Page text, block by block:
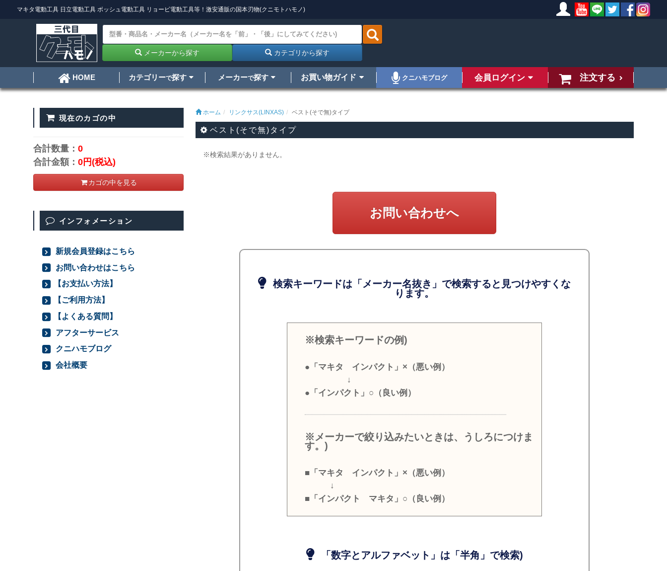
マキタ電動工具 日立電動工具 ボッシュ電動工具 リョービ電動工具等！激安通販の国本刃物(クニモトハモノ)
メーカーから探す カテゴリから探す
HOME カテゴリーで探す メーカーで探す お買い物ガイド クニハモブログ 会員ログイン 注文する
ホーム リンクサス(LINXAS) ベスト(そで無)タイプ
ベスト(そで無)タイプ
※検索結果がありません。
お問い合わせへ
検索キーワードは「メーカー名抜き」で検索すると見つけやすくな
ります。
※検索キーワードの例)
●「マキタ インパクト」×（悪い例）
↓
●「インパクト」○（良い例）
※メーカーで絞り込みたいときは、うしろにつけま
す。)
■「マキタ インパクト」×（悪い例）
↓
■「インパクト マキタ」○（良い例）
「数字とアルファベット」は「半角」で検索)
現在のカゴの中
合計数量：0
合計金額：0円(税込)
カゴの中を見る
インフォメーション
新規会員登録はこちら
お問い合わせはこちら
【お支払い方法】
【ご利用方法】
【よくある質問】
アフターサービス
クニハモブログ
会社概要